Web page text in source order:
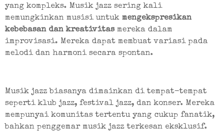
yang kompleks. Musik jazz sering kali
memungkinkan musisi untuk mengekspresikan
kebebasan dan kreativitas mereka dalam
improvisasi. Mereka dapat membuat variasi pada
melodi dan harmoni secara spontan.
Musik jazz biasanya dimainkan di tempat-tempat
seperti klub jazz, festival jazz, dan konser. Mereka
mempunyai komunitas tertentu yang cukup fanatik,
bahkan penggemar musik jazz terkesan eksklusif.